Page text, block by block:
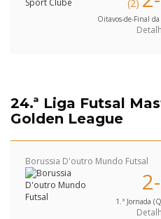
(2)
Oitavos-de-Final da
24.ª Liga Futsal
Golden League
Borussia D'outro Mundo Futsal
1.ª Jornada